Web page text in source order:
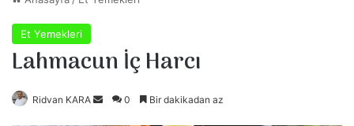
Et Yemekleri
Lahmacun İç Harcı
Ridvan KARA 0 Bir dakikadan az